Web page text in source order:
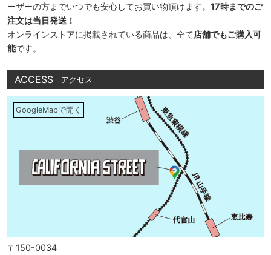
ーザーの方までいつでも安心してお買い物頂けます。 17時までのご
注文は当日発送！
オンラインストアに掲載されている商品は、全て店舗でもご購入可
能です。
ACCESS アクセス
GoogleMapで開く
〒150-0034